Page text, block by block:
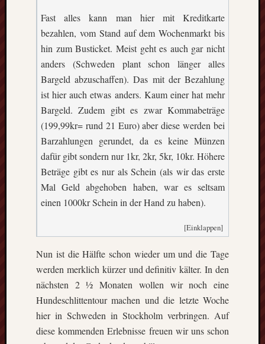
Fast alles kann man hier mit Kreditkarte
bezahlen, vom Stand auf dem Wochenmarkt bis
hin zum Busticket. Meist geht es auch gar nicht
anders (Schweden plant schon länger alles
Bargeld abzuschaffen). Das mit der Bezahlung
ist hier auch etwas anders. Kaum einer hat mehr
Bargeld. Zudem gibt es zwar Kommabeträge
(199,99kr= rund 21 Euro) aber diese werden bei
Barzahlungen gerundet, da es keine Münzen
dafür gibt sondern nur 1kr, 2kr, 5kr, 10kr. Höhere
Beträge gibt es nur als Schein (als wir das erste
Mal Geld abgehoben haben, war es seltsam
einen 1000kr Schein in der Hand zu haben).
[Einklappen]
Nun ist die Hälfte schon wieder um und die Tage
werden merklich kürzer und definitiv kälter. In den
nächsten 2 ½ Monaten wollen wir noch eine
Hundeschlittentour machen und die letzte Woche
hier in Schweden in Stockholm verbringen. Auf
diese kommenden Erlebnisse freuen wir uns schon